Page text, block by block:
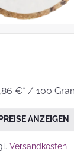
€* / 100
ANZEIGEN
Versandkosten